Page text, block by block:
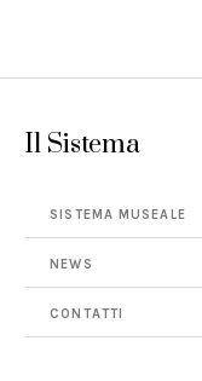
Il Sistema
SISTEMA MUSEALE
NEWS
CONTATTI